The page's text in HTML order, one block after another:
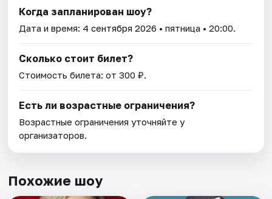
Когда запланирован шоу?
Дата и время: 4 сентября 2026 • пятница • 20:00.
Сколько стоит билет?
Стоимость билета: от 300 ₽.
Есть ли возрастные ограничения?
Возрастные ограничения уточняйте у
организаторов.
Похожие шоу